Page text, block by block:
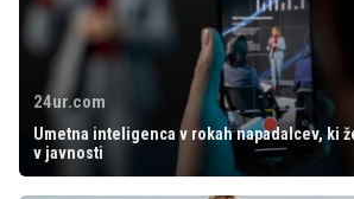
24ur.com
Umetna inteligenca v rokah napadalcev, ki
v javnosti